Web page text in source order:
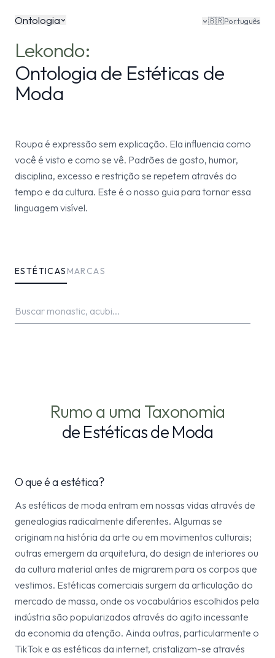
Ontologia 🇧🇷Português
Lekondo:
Ontologia de Estéticas de
Moda
Roupa é expressão sem explicação. Ela influencia como
você é visto e como se vê. Padrões de gosto, humor,
disciplina, excesso e restrição se repetem através do
tempo e da cultura. Este é o nosso guia para tornar essa
linguagem visível.
ESTÉTICAS MARCAS
Rumo a uma Taxonomia
de Estéticas de Moda
O que é a estética?
As estéticas de moda entram em nossas vidas através de
genealogias radicalmente diferentes. Algumas se
originam na história da arte ou em movimentos culturais;
outras emergem da arquitetura, do design de interiores ou
da cultura material antes de migrarem para os corpos que
vestimos. Estéticas comerciais surgem da articulação do
mercado de massa, onde os vocabulários escolhidos pela
indústria são popularizados através do agito incessante
da economia da atenção. Ainda outras, particularmente o
TikTok e as estéticas da internet, cristalizam-se através